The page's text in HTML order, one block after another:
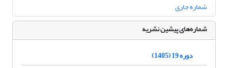
شماره جاری
شماره‌های پیشین نشریه
دوره 19 (1405)